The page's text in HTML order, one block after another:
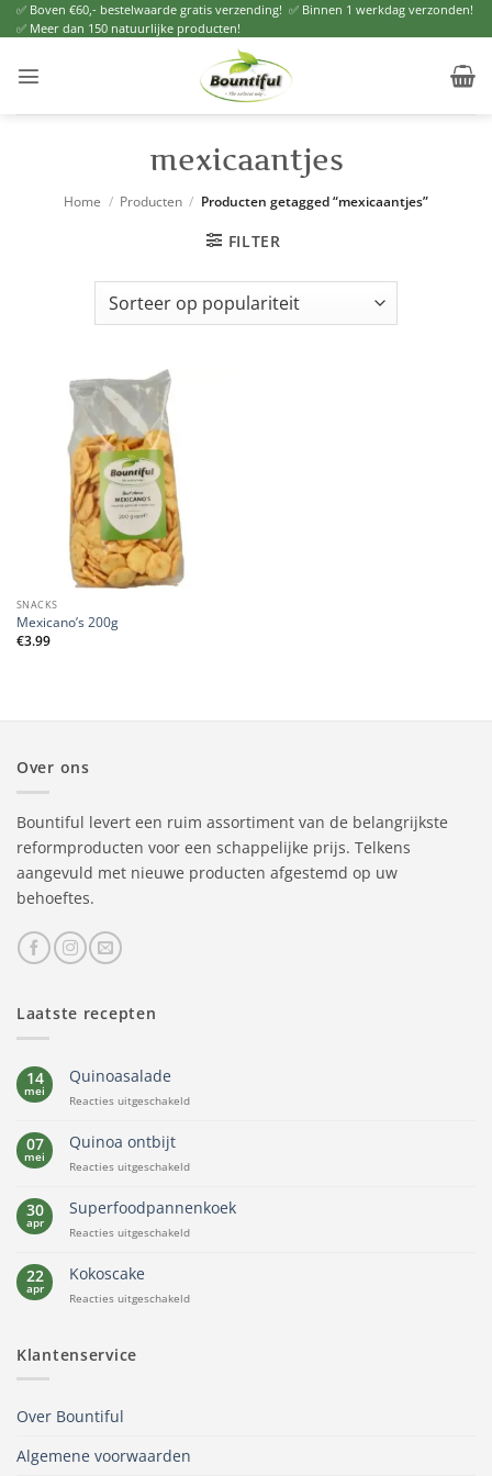
Ga
naar
✅ Boven €60,- bestelwaarde gratis verzending! ✅ Binnen 1 werkdag verzonden!
✅ Meer dan 150 natuurlijke producten!
mexicaantjes
Home / Producten / Producten getagged “mexicaantjes”
FILTER
SNACKS
Mexicano’s 200g
€3.99
Over ons
Bountiful levert een ruim assortiment van de belangrijkste
reformproducten voor een schappelijke prijs. Telkens
aangevuld met nieuwe producten afgestemd op uw
behoeftes.
Laatste recepten
14
mei
Quinoasalade
Reacties uitgeschakeldvoor
07
mei
Quinoa ontbijt
Reacties uitgeschakeldvoor
ontbijt
30
apr
Superfoodpannenkoek
Reacties uitgeschakeldvoor
22
apr
Kokoscake
Reacties uitgeschakeldvoor
Klantenservice
Over Bountiful
Algemene voorwaarden